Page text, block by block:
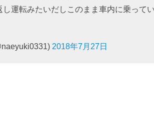
し運転みたいだしこのまま車内に乗って
2018年7月27日